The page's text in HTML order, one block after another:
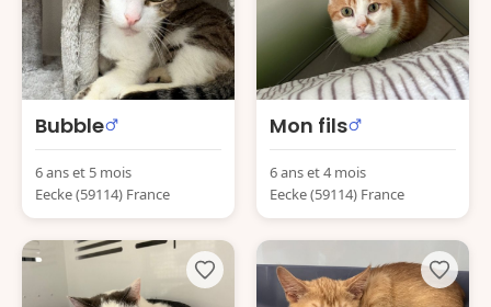
Bubble
6 ans et 5 mois
Eecke (59114) France
Mon fils
6 ans et 4 mois
Eecke (59114) France